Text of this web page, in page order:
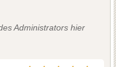
Administrators hier